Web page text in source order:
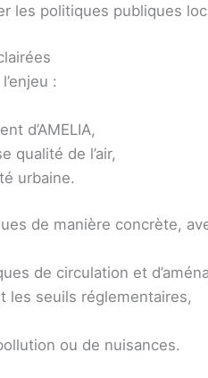
les politiques publiques
:
d’AMELIA,
qualité de l’air,
urbaine.
de manière concrète,
de circulation et
les seuils réglementaires,
ou de nuisances.